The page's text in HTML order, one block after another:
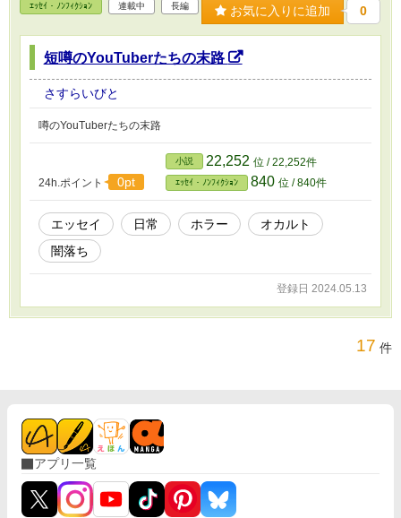
ｴｯｾｲ・ﾉﾝﾌｨｸｼｮﾝ 連載中 長編 お気に入りに追加 0
短噂のYouTuberたちの末路
さすらいびと
噂のYouTuberたちの末路
24h.ポイント 0pt
小説 22,252 位 / 22,252件
ｴｯｾｲ・ﾉﾝﾌｨｸｼｮﾝ 840 位 / 840件
エッセイ 日常 ホラー
オカルト
闇落ち
登録日 2024.05.13
17 件
アプリ一覧